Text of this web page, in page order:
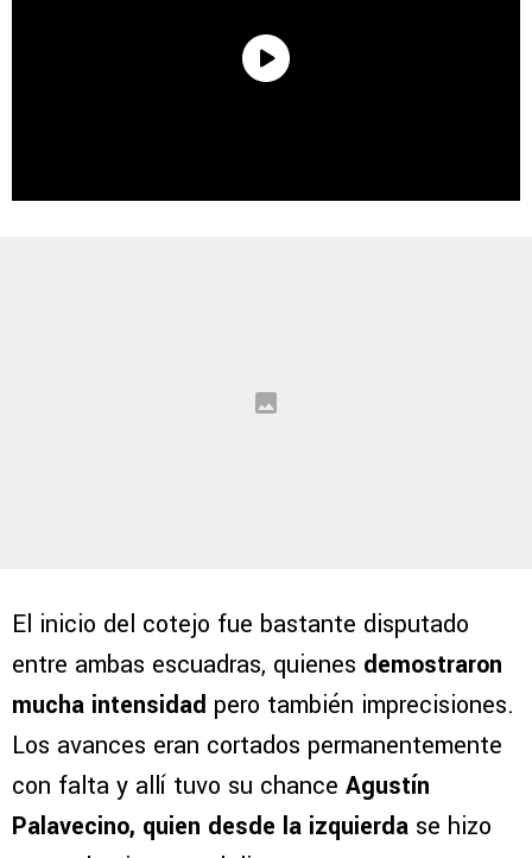
El inicio del cotejo fue bastante disputado
entre ambas escuadras, quienes demostraron
mucha intensidad pero también imprecisiones.
Los avances eran cortados permanentemente
con falta y allí tuvo su chance Agustín
Palavecino, quien desde la izquierda se hizo